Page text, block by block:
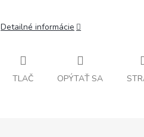
Detailné informácie
TLAČ OPÝTAŤ SA